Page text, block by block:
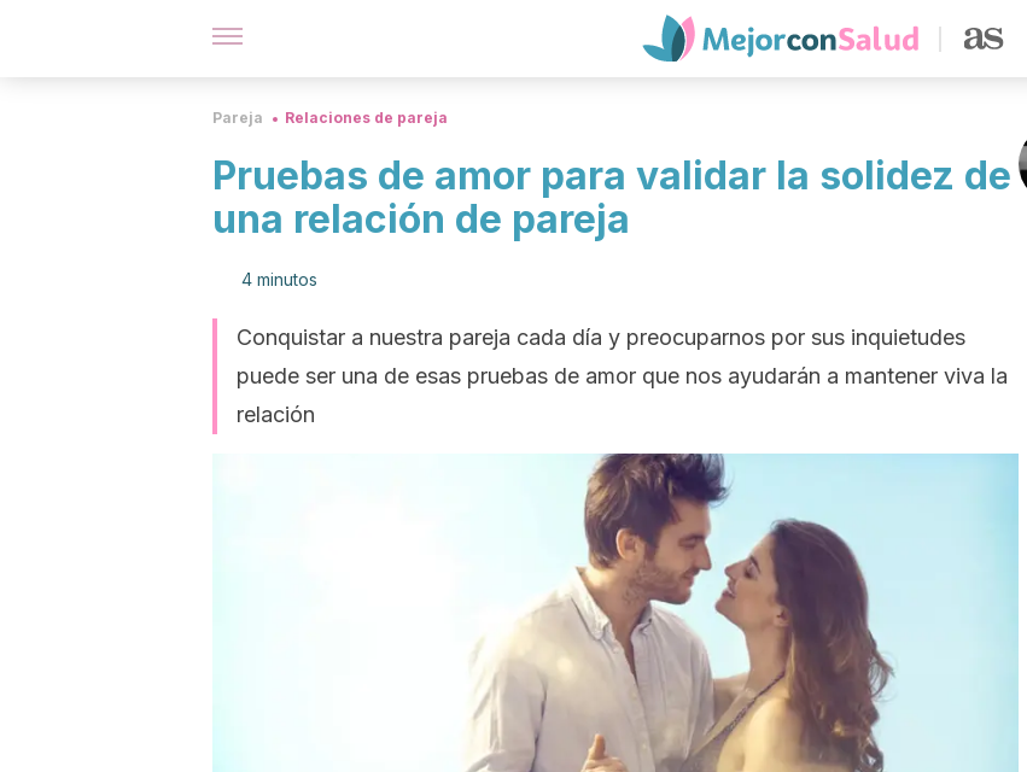
Pareja Relaciones de pareja
Pruebas de amor para validar la solidez de
una relación de pareja
4 minutos
Conquistar a nuestra pareja cada día y preocuparnos por sus inquietudes
puede ser una de esas pruebas de amor que nos ayudarán a mantener viva la
relación